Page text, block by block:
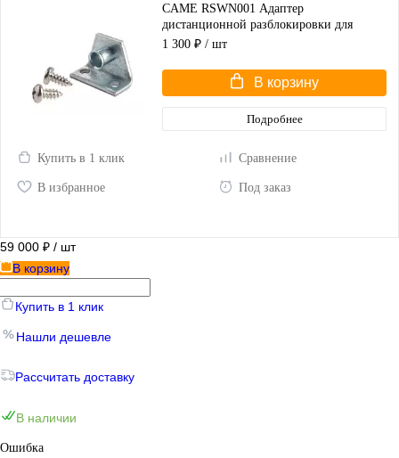
CAME RSWN001 Адаптер
дистанционной разблокировки для
распашных ворот
1 300 ₽ / шт
В корзину
Подробнее
Купить в 1 клик Сравнение
В избранное Под заказ
59 000 ₽ / шт
В корзину
Купить в 1 клик
Нашли дешевле
Рассчитать доставку
В наличии
Ошибка